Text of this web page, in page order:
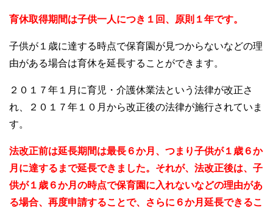
育休取得期間は子供一人につき１回、原則１年です。
子供が１歳に達する時点で保育園が見つからないなどの理
由がある場合は育休を延長することができます。
２０１７年１月に育児・介護休業法という法律が改正さ
れ、２０１７年１０月から改正後の法律が施行されていま
す。
法改正前は延長期間は最長６か月、つまり子供が１歳６か
月に達するまで延長できました。それが、法改正後は、子
供が１歳６か月の時点で保育園に入れないなどの理由があ
る場合、再度申請することで、さらに６か月延長できるこ